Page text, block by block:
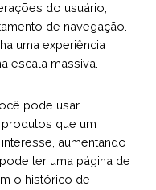
do usuário,
de navegação.
uma experiência
escala massiva.
pode usar
que um
aumentando
ter uma página de
o histórico de